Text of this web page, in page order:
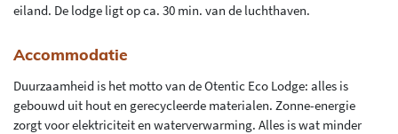
eiland. De lodge ligt op ca. 30 min. van de luchthaven.
Accommodatie
Duurzaamheid is het motto van de Otentic Eco Lodge: alles is
gebouwd uit hout en gerecycleerde materialen. Zonne-energie
zorgt voor elektriciteit en waterverwarming. Alles is wat minder